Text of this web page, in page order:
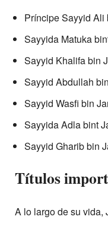
Príncipe Sayyid Ali
Sayyida Matuka
Sayyid Khalifa bin
Sayyid Abdullah
Sayyid Wasfi bin
Sayyida Adla bint
Sayyid Gharib bin
Títulos
A lo largo de su vida,